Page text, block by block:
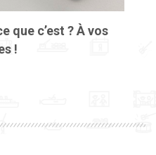
que c’est ? À vos
!